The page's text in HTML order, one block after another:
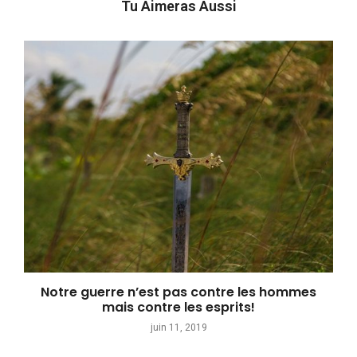
Tu Aimeras Aussi
Notre guerre n’est pas contre les hommes
mais contre les esprits!
juin 11, 2019